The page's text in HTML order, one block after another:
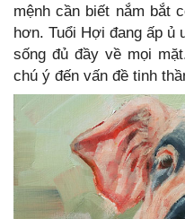
mệnh cần biết nắm bắt
hơn. Tuổi Hợi đang ấp
sống đủ đầy về mọi
chú ý đến vấn đề tinh